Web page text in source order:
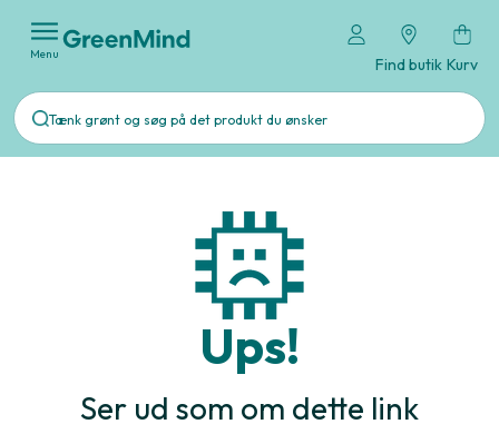
Menu
Find butik Kurv
Ups!
Ser ud som om dette link